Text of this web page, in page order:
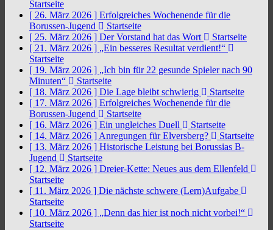
Startseite
[ 26. März 2026 ] Erfolgreiches Wochenende für die
Borussen-Jugend
Startseite
[ 25. März 2026 ] Der Vorstand hat das Wort
Startseite
[ 21. März 2026 ] „Ein besseres Resultat verdient!“
Startseite
[ 19. März 2026 ] „Ich bin für 22 gesunde Spieler nach 90
Minuten“
Startseite
[ 18. März 2026 ] Die Lage bleibt schwierig
Startseite
[ 17. März 2026 ] Erfolgreiches Wochenende für die
Borussen-Jugend
Startseite
[ 16. März 2026 ] Ein ungleiches Duell
Startseite
[ 14. März 2026 ] Anregungen für Elversberg?
Startseite
[ 13. März 2026 ] Historische Leistung bei Borussias B-
Jugend
Startseite
[ 12. März 2026 ] Dreier-Kette: Neues aus dem Ellenfeld
Startseite
[ 11. März 2026 ] Die nächste schwere (Lern)Aufgabe
Startseite
[ 10. März 2026 ] „Denn das hier ist noch nicht vorbei!“
Startseite